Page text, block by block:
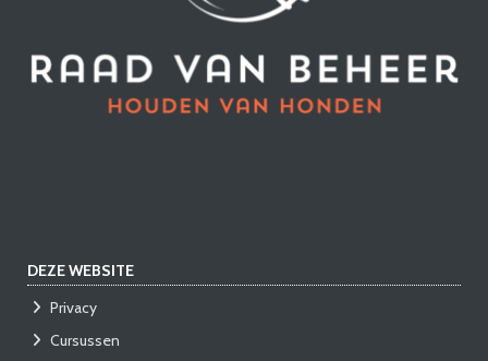
DEZE WEBSITE
Privacy
Cursussen